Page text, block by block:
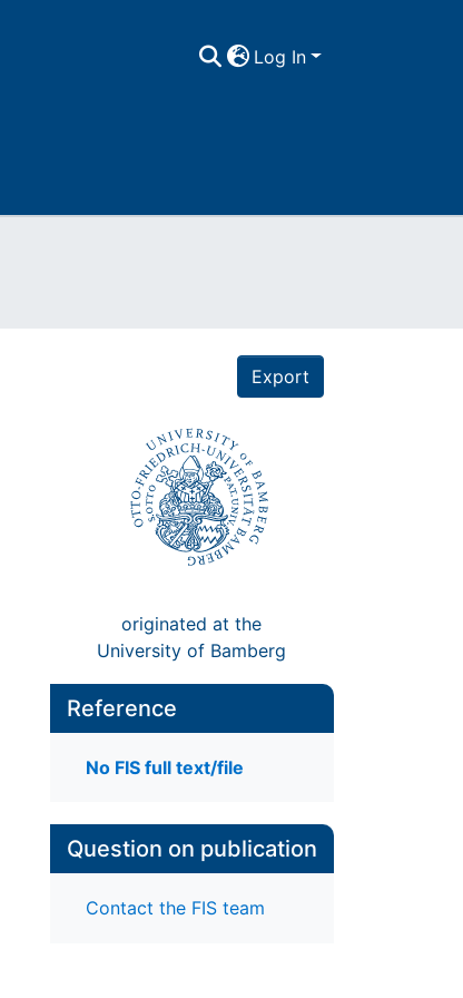
Log In
Export
originated at the
University of Bamberg
Reference
No FIS full text/file
Question on publication
Contact the FIS team